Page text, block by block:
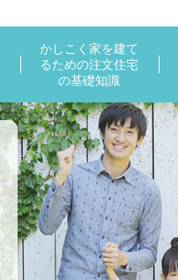
かしこく家を建て
るための注文住宅
の基礎知識